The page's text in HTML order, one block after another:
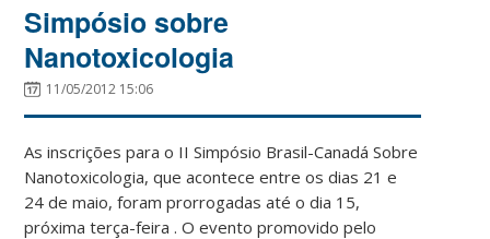
Simpósio sobre
Nanotoxicologia
11/05/2012 15:06
As inscrições para o II Simpósio Brasil-Canadá Sobre
Nanotoxicologia, que acontece entre os dias 21 e
24 de maio, foram prorrogadas até o dia 15,
próxima terça-feira . O evento promovido pelo